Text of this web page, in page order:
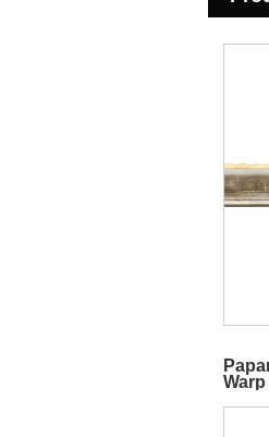
Warp